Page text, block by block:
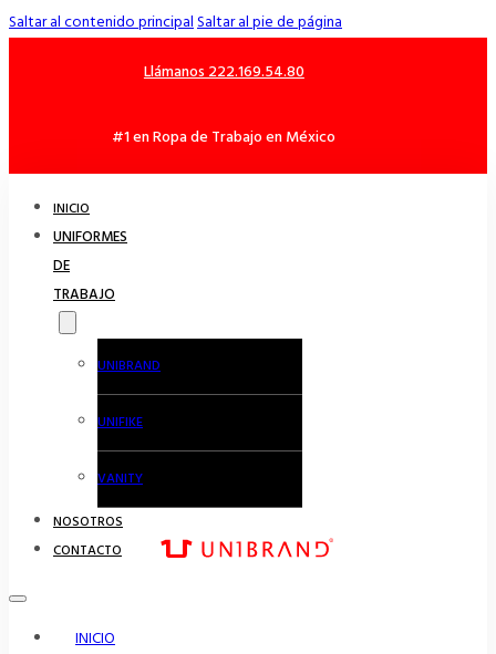
Saltar al contenido principalSaltar al pie de página
Llámanos 222.169.54.80
#1 en Ropa de Trabajo en México
INICIO
UNIFORMES
DE
TRABAJO
UNIBRAND
UNIFIKE
VANITY
NOSOTROS
CONTACTO
INICIO